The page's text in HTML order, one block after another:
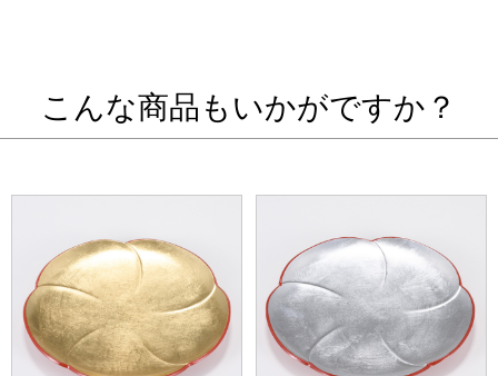
こんな商品もいかがですか？